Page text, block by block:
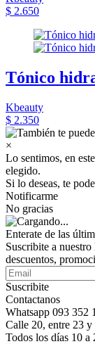
$ 2.650
Tónico
Kbeauty
$ 2.350
×
Lo sentimos, en
elegido.
Si lo deseas, te
Notificarme
No gracias
Enterate de las
Suscribite a
descuentos,
Suscribite
Contactanos
Whatsapp 093 352
Calle 20, entre 23 y
Todos los días 10 a